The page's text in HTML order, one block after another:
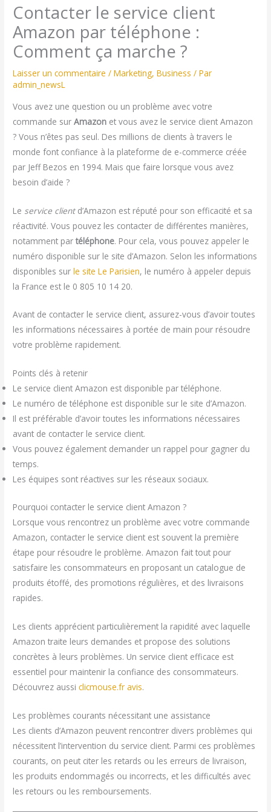
Contacter le service client
Amazon par téléphone :
Comment ça marche ?
Laisser un commentaire /Marketing,Business / Par
admin_newsL
Vous avez une question ou un problème avec votre
commande surAmazon et vous avez le service client Amazon
? Vous n’êtes pas seul. Des millions de clients à travers le
monde font confiance à la plateforme de e-commerce créée
par Jeff Bezos en 1994. Mais que faire lorsque vous avez
besoin d’aide ?
Le service clientd’Amazon est réputé pour son efficacité et sa
réactivité. Vous pouvez les contacter de différentes manières,
notamment partéléphone. Pour cela, vous pouvez appeler le
numéro disponible sur le site d’Amazon. Selon les informations
disponibles surle site Le Parisien, le numéro à appeler depuis
la France est le 0 805 10 14 20.
Avant de contacter le service client, assurez-vous d’avoir toutes
les informations nécessaires à portée de main pour résoudre
votre problème rapidement.
Points clés à retenir
Le service client Amazon est disponible par téléphone.
Le numéro de téléphone est disponible sur le site d’Amazon.
Il est préférable d’avoir toutes les informations nécessaires
avant de contacter le service client.
Vous pouvez également demander un rappel pour gagner du
temps.
Les équipes sont réactives sur les réseaux sociaux.
Pourquoi contacter le service client Amazon ?
Lorsque vous rencontrez un problème avec votre commande
Amazon, contacter le service client est souvent la première
étape pour résoudre le problème. Amazon fait tout pour
satisfaire les consommateurs en proposant un catalogue de
produits étoffé, des promotions régulières, et des livraisons
rapides.
Les clients apprécient particulièrement la rapidité avec laquelle
Amazon traite leurs demandes et propose des solutions
concrètes à leurs problèmes. Un service client efficace est
essentiel pour maintenir la confiance des consommateurs.
Découvrez aussiclicmouse.fr avis.
Les problèmes courants nécessitant une assistance
Les clients d’Amazon peuvent rencontrer divers problèmes qui
nécessitent l’intervention du service client. Parmi ces problèmes
courants, on peut citer les retards ou les erreurs de livraison,
les produits endommagés ou incorrects, et les difficultés avec
les retours ou les remboursements.